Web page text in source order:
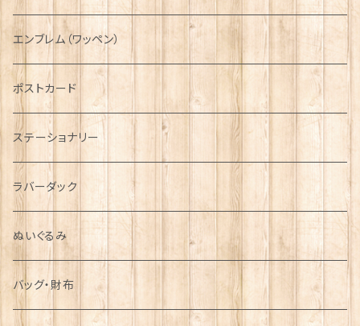
国旗＆紋章
音楽＆楽器
運動＆人物
シンボル
AIRFORCE
ARMY
エンブレム（ワッペン）
ポストカード
ステーショナリー
ラバーダック
ぬいぐるみ
バッグ・財布